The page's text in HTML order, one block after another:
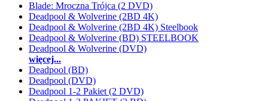
Blade: Mroczna Trójca (2 DVD)
Deadpool & Wolverine (2BD 4K)
Deadpool & Wolverine (2BD 4K) Steelbook
Deadpool & Wolverine (BD) STEELBOOK
Deadpool & Wolverine (DVD)
więcej...
Deadpool (BD)
Deadpool (DVD)
Deadpool 1-2 Pakiet (2 DVD)